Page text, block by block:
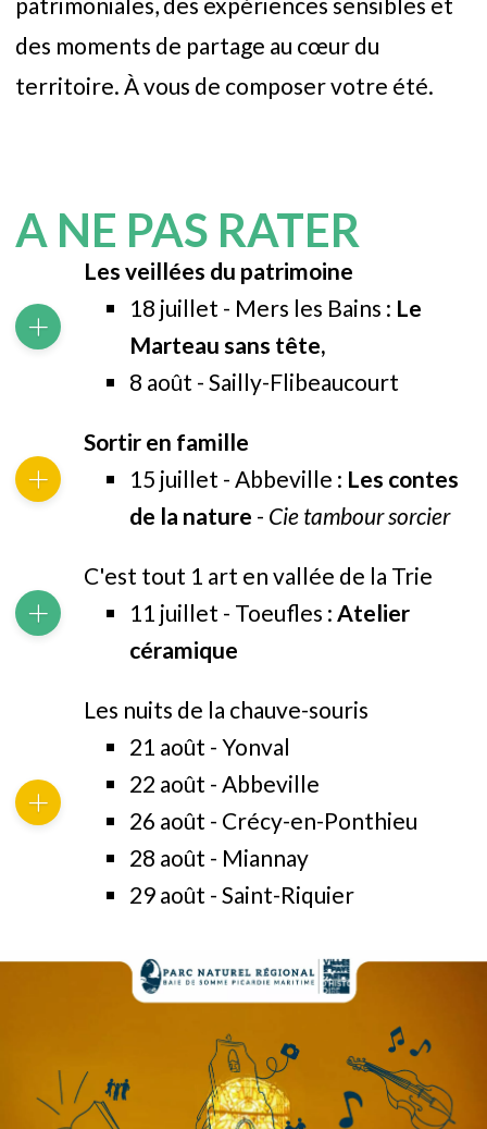
des moments de partage au cœur du
territoire. À vous de composer votre été.
A NE PAS RATER
Les veillées du patrimoine
18 juillet - Mers les Bains : Le
Marteau sans tête,
8 août - Sailly-Flibeaucourt
Sortir en famille
15 juillet - Abbeville : Les contes
de la nature - Cie tambour sorcier
C'est tout 1 art en vallée de la Trie
11 juillet - Toeufles : Atelier
céramique
Les nuits de la chauve-souris
21 août - Yonval
22 août - Abbeville
26 août - Crécy-en-Ponthieu
28 août - Miannay
29 août - Saint-Riquier